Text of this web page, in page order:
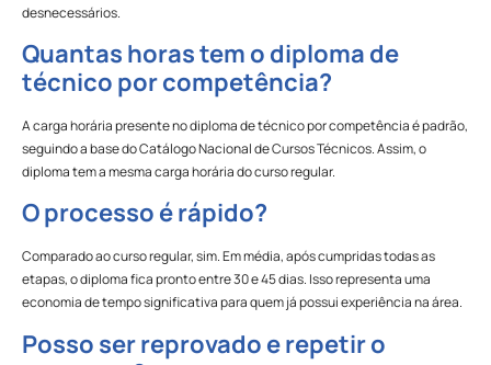
desnecessários.
Quantas horas tem o diploma de
técnico por competência?
A carga horária presente no diploma de técnico por competência é padrão,
seguindo a base do Catálogo Nacional de Cursos Técnicos. Assim, o
diploma tem a mesma carga horária do curso regular.
O processo é rápido?
Comparado ao curso regular, sim. Em média, após cumpridas todas as
etapas, o diploma fica pronto entre 30 e 45 dias. Isso representa uma
economia de tempo significativa para quem já possui experiência na área.
Posso ser reprovado e repetir o